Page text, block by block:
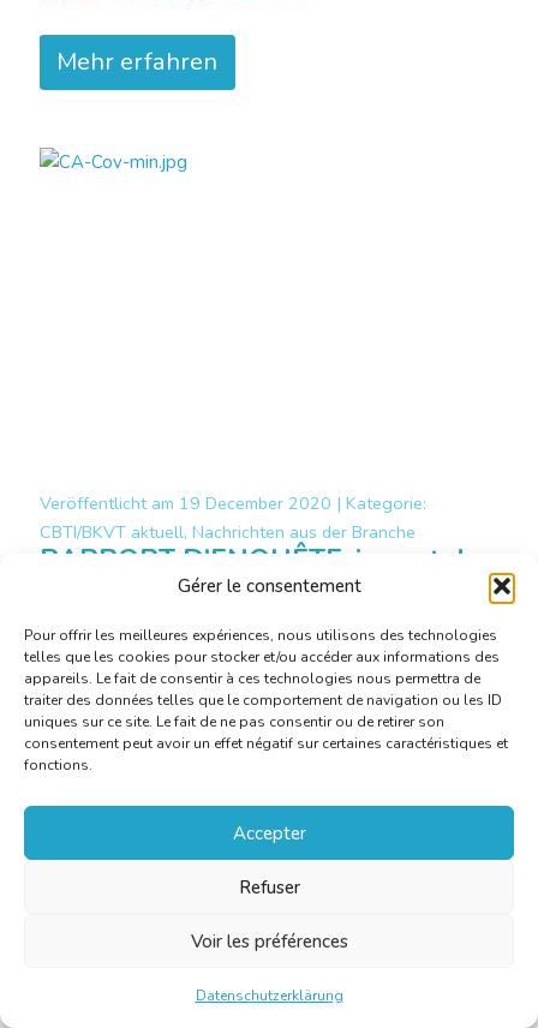
Gérer le consentement
Pour offrir les meilleures expériences, nous utilisons des technologies
telles que les cookies pour stocker et/ou accéder aux informations des
appareils. Le fait de consentir à ces technologies nous permettra de
traiter des données telles que le comportement de navigation ou les ID
uniques sur ce site. Le fait de ne pas consentir ou de retirer son
consentement peut avoir un effet négatif sur certaines caractéristiques et
fonctions.
Accepter
Refuser
Voir les préférences
Datenschutzerklärung
Mehr erfahren
Veröffentlicht am 19 December 2020 | Kategorie:
CBTI/BKVT aktuell, Nachrichten aus der Branche
RAPPORT D’ENQUÊTE: impact de
la covid-19 sur les traducteurs et
Mehr erfahren